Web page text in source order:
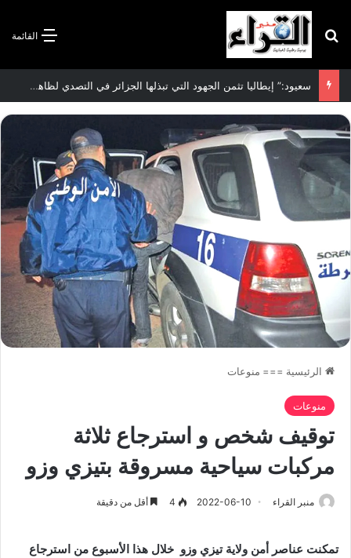
القائمة بحث عن
سعيود:” إيطاليا تثمن الجهود التي تبذلها الجزائر في التصدي لظاهرة الهجرة غير الشرعية”
الرئيسية === منوعات
منوعات
توقيف شخص و استرجاع ثلاثة
مركبات سياحية مسروقة بتيزي وزو
منبر القراء 2022-06-10
4 أقل من دقيقة
تمكنت عناصر أمن ولاية تيزي وزو خلال هذا الأسبوع من استرجاع